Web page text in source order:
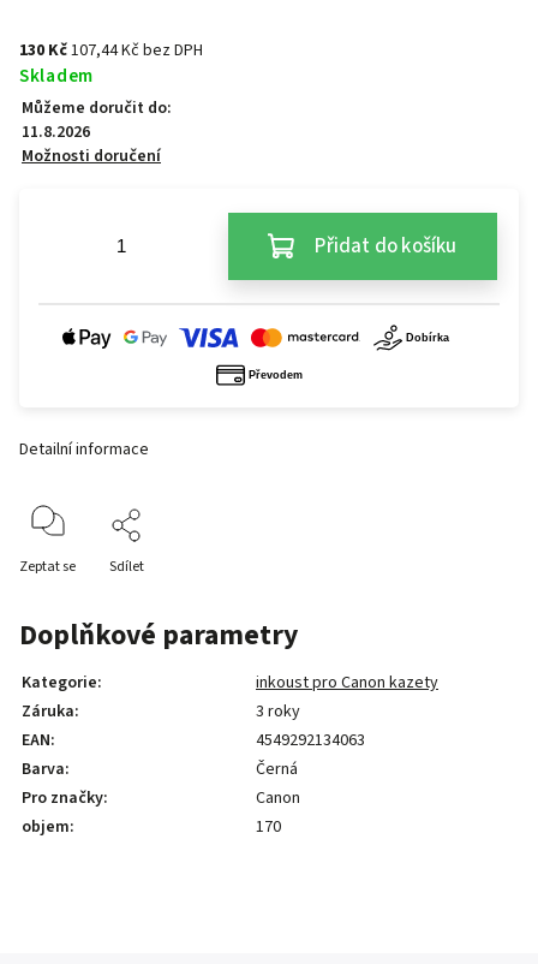
130 Kč107,44 Kč bez DPH
Skladem
Můžeme doručit do:
11.8.2026
Možnosti doručení
Přidat do košíku
Detailní informace
Zeptat se Sdílet
Doplňkové parametry
Kategorie:
inkoust pro Canon kazety
Záruka:
3 roky
EAN:
4549292134063
Barva:
Černá
Pro značky:
Canon
objem: 170